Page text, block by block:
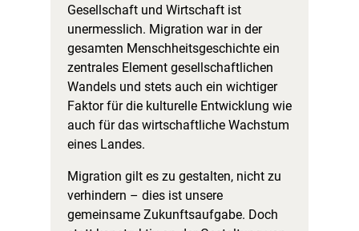
Gesellschaft und Wirtschaft ist
unermesslich. Migration war in der
gesamten Menschheitsgeschichte ein
zentrales Element gesellschaftlichen
Wandels und stets auch ein wichtiger
Faktor für die kulturelle Entwicklung wie
auch für das wirtschaftliche Wachstum
eines Landes.
Migration gilt es zu gestalten, nicht zu
verhindern – dies ist unsere
gemeinsame Zukunftsaufgabe. Doch